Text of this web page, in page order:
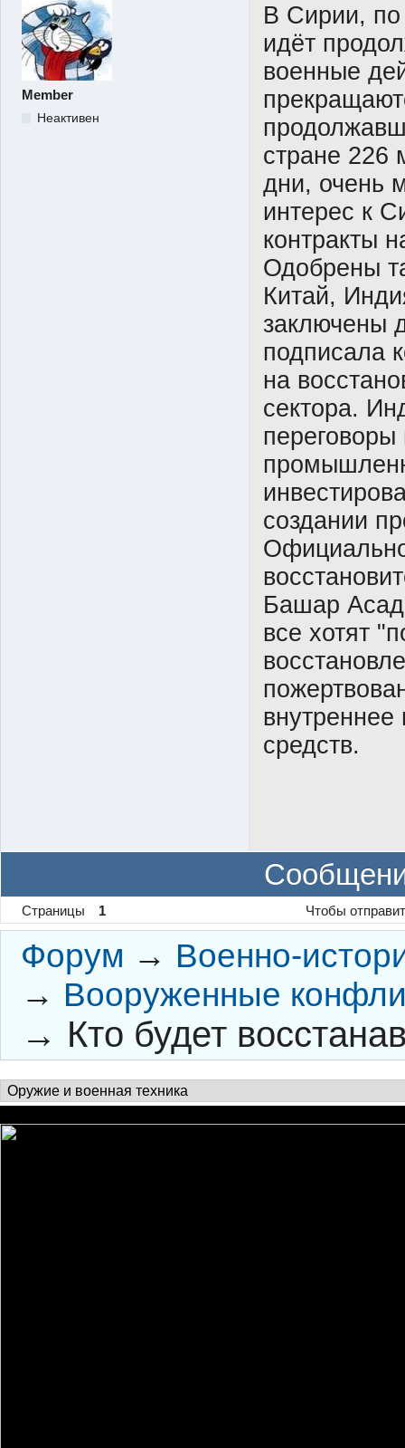
Member
Неактивен
В Сирии,
идёт
военные
стране 226
дни, очень
интерес к
контракты
Одобрены
Китай,
заключены
подписала
на
сектора.
переговоры
создании
Башар
все хотят
средств.
Страницы 1 Чтобы
Форум → Военно-
→ Вооруженные
→ Кто будет